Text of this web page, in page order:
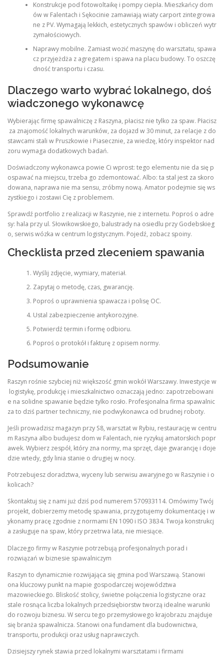
Konstrukcje pod fotowoltaikę i pompy ciepła. Mieszkańcy dom
ów w Falentach i Sękocinie zamawiają wiaty carport zintegrowa
ne z PV. Wymagają lekkich, estetycznych spawów i obliczeń wytr
zymałościowych.
Naprawy mobilne. Zamiast wozić maszynę do warsztatu, spawa
cz przyjeżdża z agregatem i spawa na placu budowy. To oszczę
dność transportu i czasu.
Dlaczego warto wybrać lokalnego, doś
wiadczonego wykonawcę
Wybierając firmę spawalniczę z Raszyna, płacisz nie tylko za spaw. Płacisz
za znajomość lokalnych warunków, za dojazd w 30 minut, za relacje z do
stawcami stali w Pruszkowie i Piasecznie, za wiedzę, który inspektor nad
zoru wymaga dodatkowych badań.
Doświadczony wykonawca powie Ci wprost: tego elementu nie da się p
ospawać na miejscu, trzeba go zdemontować. Albo: ta stal jest za skoro
dowana, naprawa nie ma sensu, zróbmy nową. Amator podejmie się ws
zystkiego i zostawi Cię z problemem.
Sprawdź portfolio z realizacji w Raszynie, nie z internetu. Poproś o adre
sy: hala przy ul. Słowikowskiego, balustrady na osiedlu przy Godebskieg
o, serwis wózka w centrum logistycznym. Pojedź, zobacz spoiny.
Checklista przed zleceniem spawania
Wyślij zdjęcie, wymiary, materiał.
Zapytaj o metodę, czas, gwarancję.
Poproś o uprawnienia spawacza i polisę OC.
Ustal zabezpieczenie antykorozyjne.
Potwierdź termin i formę odbioru.
Poproś o protokół i fakturę z opisem normy.
Podsumowanie
Raszyn rośnie szybciej niż większość gmin wokół Warszawy. Inwestycje w
logistykę, produkcję i mieszkalnictwo oznaczają jedno: zapotrzebowani
e na solidne spawanie będzie tylko rosło. Profesjonalna firma spawalnic
za to dziś partner techniczny, nie podwykonawca od brudnej roboty.
Jeśli prowadzisz magazyn przy S8, warsztat w Rybiu, restaurację w centru
m Raszyna albo budujesz dom w Falentach, nie ryzykuj amatorskich popr
awek. Wybierz zespół, który zna normy, ma sprzęt, daje gwarancję i doje
dzie wtedy, gdy linia stanie o drugiej w nocy.
Potrzebujesz doradztwa, wyceny lub serwisu awaryjnego w Raszynie i o
kolicach?
Skontaktuj się z nami już dziś pod numerem 570933114. Omówimy Twój
projekt, dobierzemy metodę spawania, przygotujemy dokumentację i w
ykonamy pracę zgodnie z normami EN 1090 i ISO 3834. Twoja konstrukcj
a zasługuje na spaw, który przetrwa lata, nie miesiące.
Dlaczego firmy w Raszynie potrzebują profesjonalnych porad i
rozwiązań w biznesie spawalniczym
Raszyn to dynamicznie rozwijająca się gmina pod Warszawą. Stanowi
ona kluczowy punkt na mapie gospodarczej województwa
mazowieckiego. Bliskość stolicy, świetne połączenia logistyczne oraz
stale rosnąca liczba lokalnych przedsiębiorstw tworzą idealne warunki
do rozwoju biznesu. W sercu tego przemysłowego krajobrazu znajduje
się branża spawalnicza. Stanowi ona fundament dla budownictwa,
transportu, produkcji oraz usług naprawczych.
Dzisiejszy rynek stawia przed lokalnymi warsztatami i firmami